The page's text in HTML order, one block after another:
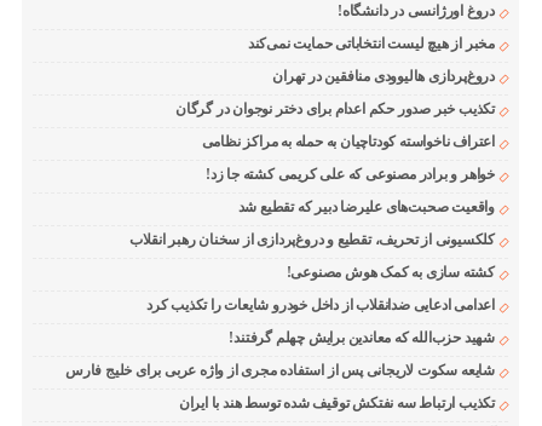
دروغ اورژانسی در دانشگاه!
مخبر از هیچ لیست انتخاباتی حمایت نمی‌کند
دروغ‌پردازی هالیوودی منافقین در تهران
تکذیب خبر صدور حکم اعدام برای دختر نوجوان در گرگان
اعتراف ناخواسته کودتاچیان به حمله به مراکز نظامی
خواهر و برادر مصنوعی که علی کریمی کشته جا زد!
واقعیت صحبت‌های علیرضا دبیر که تقطیع شد
کلکسیونی از تحریف، تقطیع و دروغ‌پردازی از سخنان رهبر انقلاب
کشته سازی به کمک هوش مصنوعی!
اعدامی ادعایی ضدانقلاب از داخل خودرو شایعات را تکذیب کرد
شهید حزب‌الله که معاندین برایش چهلم گرفتند!
شایعه سکوت لاریجانی پس از استفاده مجری از واژه عربی برای خلیج فارس
تکذیب ارتباط سه نفتکش توقیف شده توسط هند با ایران